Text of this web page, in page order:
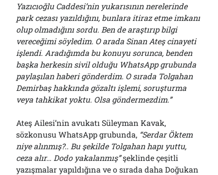
Yazıcıoğlu Caddesi’nin yukarısının nerelerinde
park cezası yazıldığını, bunlara itiraz etme imkanı
olup olmadığını sordu. Ben de araştırıp bilgi
vereceğimi söyledim. O arada Sinan Ateş cinayeti
işlendi. Aradığımda bu konuyu sorunca, benden
başka herkesin sivil olduğu WhatsApp grubunda
paylaşılan haberi gönderdim. O sırada Tolgahan
Demirbaş hakkında gözaltı işlemi, soruşturma
veya tahkikat yoktu. Olsa göndermezdim.”
Ateş Ailesi’nin avukatı Süleyman Kavak,
sözkonusu WhatsApp grubunda, “Serdar Öktem
niye alınmış?.. Bu şekilde Tolgahan hapı yuttu,
ceza alır… Dodo yakalanmış”şeklinde çeşitli
yazışmalar yapıldığına ve o sırada daha Doğukan